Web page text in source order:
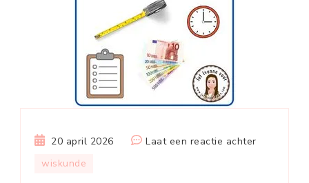
20 april 2026 Laat een reactie achterop
wiskunde